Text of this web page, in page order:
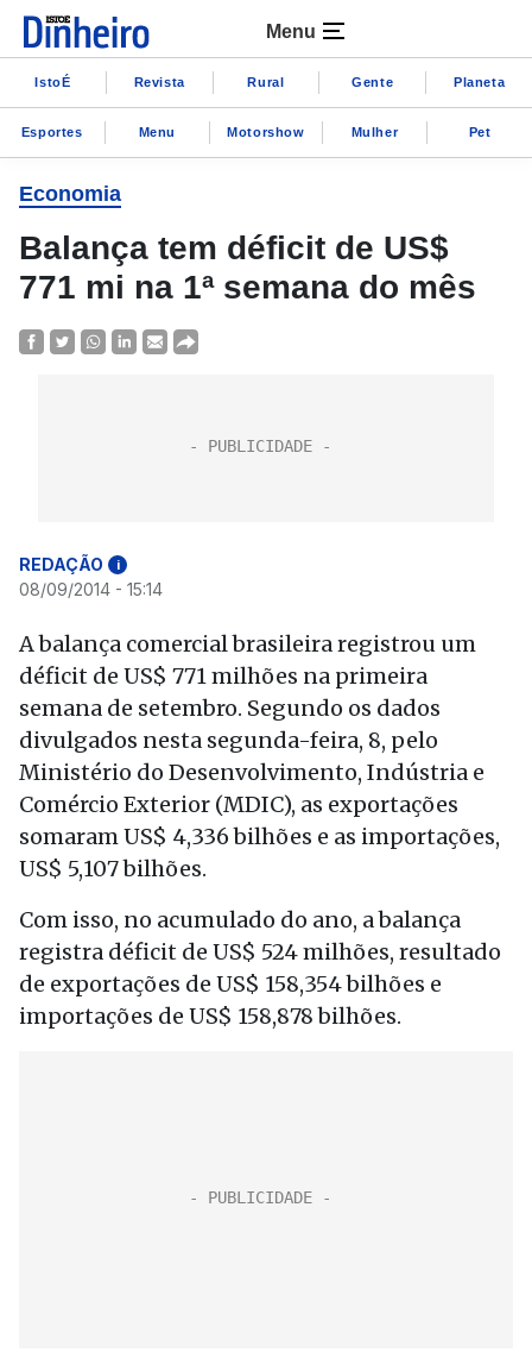
Menu
IstoÉ Revista Rural Gente Planeta
Esportes Menu Motorshow Mulher Pet
Economia
Balança tem déficit de US$
771 mi na 1ª semana do mês
REDAÇÃO i
08/09/2014 - 15:14
A balança comercial brasileira registrou um
déficit de US$ 771 milhões na primeira
semana de setembro. Segundo os dados
divulgados nesta segunda-feira, 8, pelo
Ministério do Desenvolvimento, Indústria e
Comércio Exterior (MDIC), as exportações
somaram US$ 4,336 bilhões e as importações,
US$ 5,107 bilhões.
Com isso, no acumulado do ano, a balança
registra déficit de US$ 524 milhões, resultado
de exportações de US$ 158,354 bilhões e
importações de US$ 158,878 bilhões.